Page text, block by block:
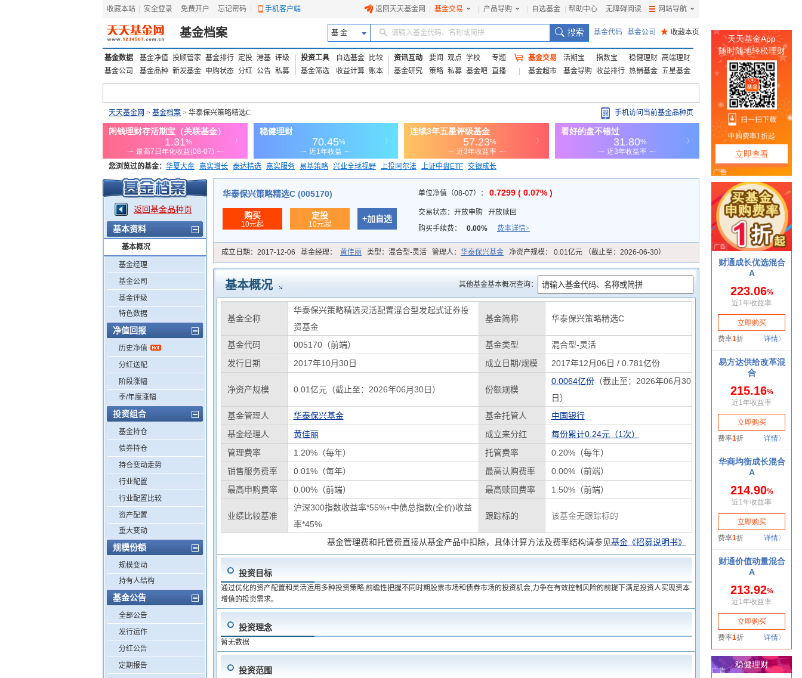
收藏本站 安全登录 免费开户 忘记密码 手机客户端 返回天天基金网 基金交易 产品导购 自选基金 帮助中心 无障碍阅读 网站导航
基金档案 基 金 请输入基金代码、名称或简拼 基金代码 基金公司 ★ 收藏本页
基金数据 基金净值 投顾管家 基金排行 定投 港基 评级
基金公司
基金品种 新发基金 申购状态 分红 公告 私募
投资工具 自选基金
比较
基金筛选
收益计算 账本
资讯互动 要闻 观点 学校
专题
基金研究
策略 私募 基金吧 直播
基金交易 活期宝 指数宝 稳健理财 高端理财
基金超市
基金导购 收益排行 热销基金 五星基金
天天基金网 > 基金档案 > 华泰保兴策略精选C 手机访问当前基金品种页
您浏览过的基金： 华夏大盘 嘉实增长 泰达精选 嘉实服务 易基策略 兴业全球视野 上投阿尔法 上证中盘ETF 交银成长
添富优势 华安宏利 上证180价值ETF
返回基金品种页
基本资料
基本概况
基金经理
基金公司
基金评级
特色数据
净值回报
历史净值
分红送配
阶段涨幅
季/年度涨幅
投资组合
基金持仓
债券持仓
持仓变动走势
行业配置
行业配置比较
资产配置
重大变动
规模份额
规模变动
持有人结构
基金公告
全部公告
发行运作
分红公告
定期报告
华泰保兴策略精选C (005170)
购买
10元起
定投
10元起
+加自选
单位净值（08-07）： 0.7299 ( 0.07% )
交易状态： 开放申购
开放赎回
购买手续费：
0.00% 费率详情>
成立日期： 2017-12-06 基金经理： 黄佳丽 类型： 混合型-灵活 管理人： 华泰保兴基金 净资产规模： 0.01亿元 （截止至：2026-06-30）
基本概况 其他基金基本概况查询：
基金全称
华泰保兴策略精选灵活配置混合型发起式证券投
资基金
基金简称 华泰保兴策略精选C
基金代码 005170（前端） 基金类型
混合型-灵活
发行日期
2017年10月30日 成立日期/规模 2017年12月06日 / 0.781亿份
净资产规模 0.01亿元（截止至：2026年06月30日） 份额规模
0.0064亿份（截止至：2026年06月30
日）
基金管理人
华泰保兴基金 基金托管人
中国银行
基金经理人
黄佳丽 成立来分红
每份累计0.24元（1次）
管理费率
1.20%（每年） 托管费率
0.20%（每年）
销售服务费率
0.01%（每年） 最高认购费率
0.00%（前端）
最高申购费率
0.00%（前端） 最高赎回费率 1.50%（前端）
业绩比较基准
沪深300指数收益率*55%+中债总指数(全价)收益
率*45%
跟踪标的 该基金无跟踪标的
基金管理费和托管费直接从基金产品中扣除，具体计算方法及费率结构请参见基金《招募说明书》
投资目标
通过优化的资产配置和灵活运用多种投资策略,前瞻性把握不同时期股票市场和债券市场的投资机会,力争在有效控制风险的前提下满足投资人实现资本
增值的投资需求。
投资理念
暂无数据
投资范围